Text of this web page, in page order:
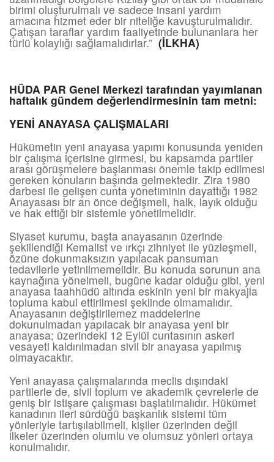
birimi oluşturulmalı ve sadece insani yardım
amacına hizmet eder bir niteliğe kavuşturulmalıdır.
Çatışan taraflar yardım faaliyetinde bulunanlara her
türlü kolaylığı sağlamalıdırlar.” (İLKHA)
HÜDA PAR Genel Merkezi tarafından yayımlanan
haftalık gündem değerlendirmesinin tam metni:
YENİ ANAYASA ÇALIŞMALARI
Hükümetin yeni anayasa yapımı konusunda yeniden
bir çalışma içerisine girmesi, bu kapsamda partiler
arası görüşmelere başlanması önemle takip edilmesi
gereken konuların başında gelmektedir. Zira 1980
darbesi ile gelişen cunta yönetiminin dayattığı 1982
Anayasası bir an önce değişmeli, halk, layık olduğu
ve hak ettiği bir sistemle yönetilmelidir.
Siyaset kurumu, başta anayasanın üzerinde
şekillendiği Kemalist ve ırkçı zihniyet ile yüzleşmeli,
özüne dokunmaksızın yapılacak pansuman
tedavilerle yetinilmemelidir. Bu konuda sorunun ana
kaynağına yönelmeli, bugüne kadar olduğu gibi, yeni
anayasa taahhüdü altında eskinin yeni bir makyajla
topluma kabul ettirilmesi şeklinde olmamalıdır.
Anayasanın değiştirilemez maddelerine
dokunulmadan yapılacak bir anayasa yeni bir
anayasa; üzerindeki 12 Eylül cuntasının askeri
vesayeti kaldırılmadan sivil bir anayasa yapılmış
olmayacaktır.
Yeni anayasa çalışmalarında meclis dışındaki
partilerle de, sivil toplum ve akademik çevrelerle de
geniş bir istişare çalışması başlatılmalıdır. Hükümet
kanadının ileri sürdüğü başkanlık sistemi tüm
yönleriyle tartışılabilmeli, kişiler üzerinden değil
ilkeler üzerinden olumlu ve olumsuz yönleri ortaya
konulmalıdır.